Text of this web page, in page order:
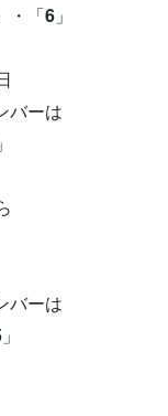
・「6 」
ーは
」
ーは
」